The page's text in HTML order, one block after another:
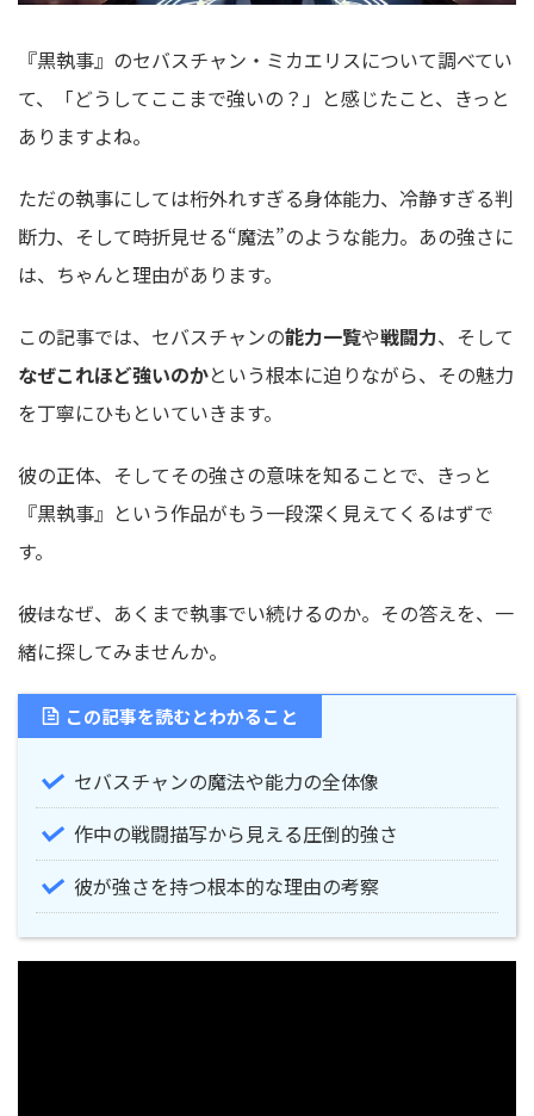
『黒執事』のセバスチャン・ミカエリスについて調べてい
て、「どうしてここまで強いの？」と感じたこと、きっと
ありますよね。
ただの執事にしては桁外れすぎる身体能力、冷静すぎる判
断力、そして時折見せる“魔法”のような能力。あの強さに
は、ちゃんと理由があります。
この記事では、セバスチャンの能力一覧や戦闘力、そして
なぜこれほど強いのかという根本に迫りながら、その魅力
を丁寧にひもといていきます。
彼の正体、そしてその強さの意味を知ることで、きっと
『黒執事』という作品がもう一段深く見えてくるはずで
す。
――彼はなぜ、あくまで執事でい続けるのか。その答えを、一
緒に探してみませんか。
この記事を読むとわかること
セバスチャンの魔法や能力の全体像
作中の戦闘描写から見える圧倒的強さ
彼が強さを持つ根本的な理由の考察